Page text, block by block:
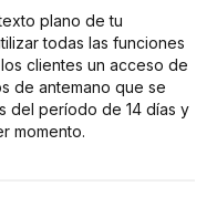
plano de tu
todas las funciones
clientes un acceso de
de antemano que se
del período de 14 días y
momento.